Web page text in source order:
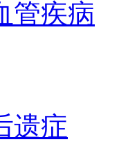
管疾病
遗症